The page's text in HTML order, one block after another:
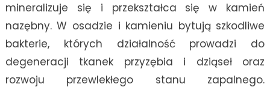
mineralizuje się i przekształca się w kamień
nazębny. W osadzie i kamieniu bytują szkodliwe
bakterie, których działalność prowadzi do
degeneracji tkanek przyzębia i dziąseł oraz
rozwoju przewlekłego stanu zapalnego.